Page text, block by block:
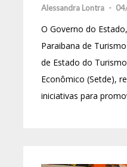
Alessandra Lontra -
O Governo do
Paraibana de
de Estado do
Econômico (Setde),
iniciativas para